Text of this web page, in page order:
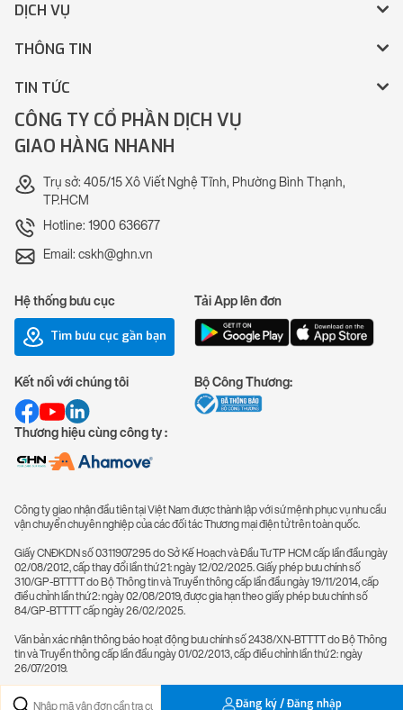
DỊCH VỤ
THÔNG TIN
TIN TỨC
CÔNG TY CỔ PHẦN DỊCH VỤ
GIAO HÀNG NHANH
Trụ sở: 405/15 Xô Viết Nghệ Tĩnh, Phường Bình Thạnh,
TP.HCM
Hotline: 1900 636677
Email: cskh@ghn.vn
Hệ thống bưu cục
Tìm bưu cục gần bạn
Tải App lên đơn
Kết nối với chúng tôi
Thương hiệu cùng công ty :
Bộ Công Thương:
Công ty giao nhận đầu tiên tại Việt Nam được thành lập với sứ mệnh phục vụ nhu cầu
vận chuyển chuyên nghiệp của các đối tác Thương mại điện tử trên toàn quốc.
Giấy CNĐKDN số 0311907295 do Sở Kế Hoạch và Đầu Tư TP HCM cấp lần đầu ngày
02/08/2012, cấp thay đổi lần thứ 21: ngày 12/02/2025. Giấy phép bưu chính số
310/GP-BTTTT do Bộ Thông tin và Truyền thông cấp lần đầu ngày 19/11/2014, cấp
điều chỉnh lần thứ 2: ngày 02/08/2019, được gia hạn theo giấy phép bưu chính số
84/GP-BTTTT cấp ngày 26/02/2025.
Văn bản xác nhận thông báo hoạt động bưu chính số 2438/XN-BTTTT do Bộ Thông
tin và Truyền thông cấp lần đầu ngày 01/02/2013, cấp điều chỉnh lần thứ 2: ngày
26/07/2019.
Đăng ký / Đăng nhập